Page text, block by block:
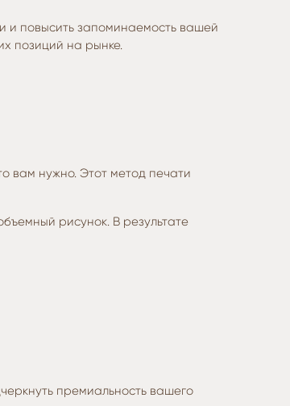
и повысить запоминаемость вашей
позиций на рынке.
вам нужно. Этот метод печати
рисунок. В результате
премиальность вашего